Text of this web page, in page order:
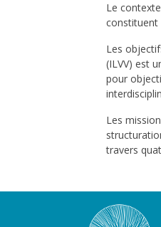
Le
constituent
Les
(ILVV) est
pour
Les
travers